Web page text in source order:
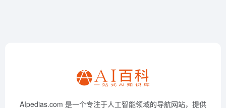
AIpedias.com 是一个专注于人工智能领域的导航网站，提供